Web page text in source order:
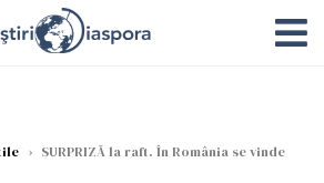
› SURPRIZĂ la raft. În România se vinde